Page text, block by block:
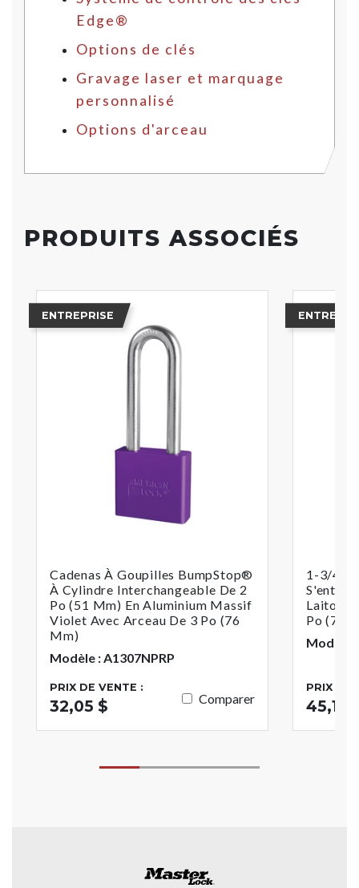
Edge®
Options de clés
Gravage laser et marquage
personnalisé
Options d'arceau
PRODUITS ASSOCIÉS
ENTREPRISE
Cadenas À Goupilles BumpStop®
À Cylindre Interchangeable De 2
Po (51 Mm) En Aluminium Massif
Violet Avec Arceau De 3 Po (76
Mm)
Modèle : A1307NPRP
PRIX DE VENTE :
32,05 $ Comparer
1-3/4
Laiton
Po (76
Modèle
PRIX DE
45,13